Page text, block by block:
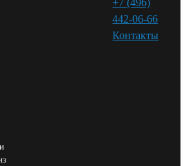
442-06-66
Контакты⁠